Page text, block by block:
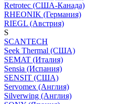
Retrotec (США-Канада)
RHEONIK (Германия)
RIEGL (Австрия)
S
SCANTECH
Seek Thermal (США)
SEMAT (Италия)
Sensia (Испания)
SENSIT (США)
Servomex (Англия)
Silverwing (Англия)